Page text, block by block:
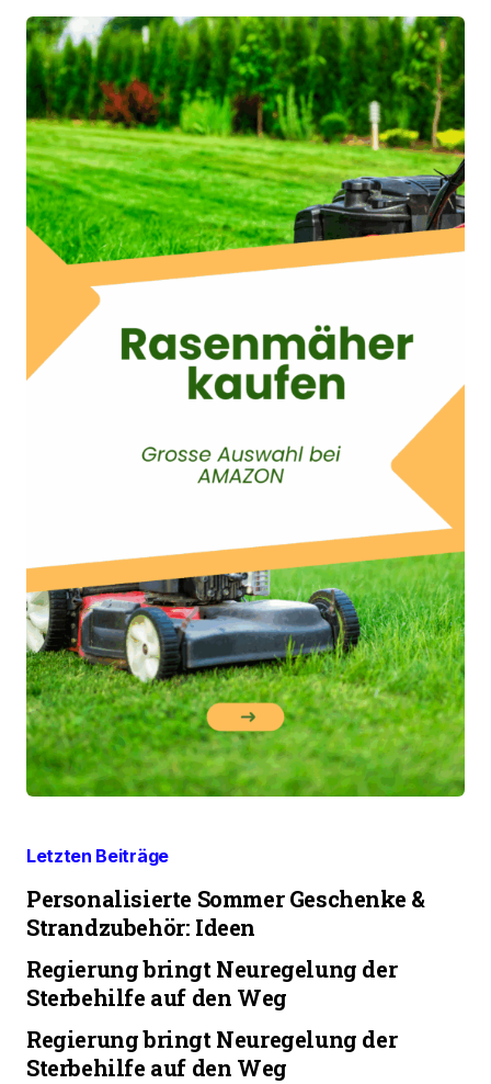
Letzten Beiträge
Personalisierte Sommer Geschenke &
Strandzubehör: Ideen
Regierung bringt Neuregelung der
Sterbehilfe auf den Weg
Regierung bringt Neuregelung der
Sterbehilfe auf den Weg